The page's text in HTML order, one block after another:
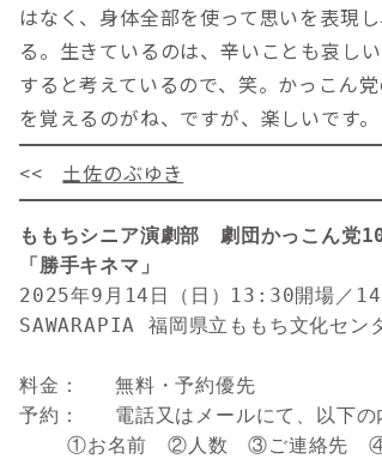
はなく、身体全部を使って思いを表現
る。生きているのは、辛いことも哀し
すると考えているので、笑。かっこん
を覚えるのがね、ですが、楽しいです。
<<土佐のぶゆき
ももちシニア演劇部　劇団かっこん党
「勝手キネマ」
2025年9月14日（日）13:30開場／
SAWARAPIA 福岡県立ももち文化セン
料金：	無料・予約優先
予約：	電話又はメールにて、以
①お名前　②人数　③ご連絡先　